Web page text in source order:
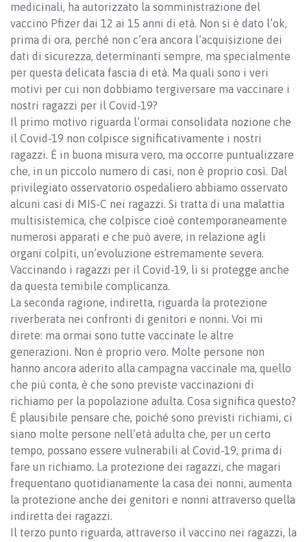
medicinali, ha autorizzato la somministrazione del
vaccino Pfizer dai 12 ai 15 anni di età. Non si è dato l’ok,
prima di ora, perché non c’era ancora l’acquisizione dei
dati di sicurezza, determinanti sempre, ma specialmente
per questa delicata fascia di età. Ma quali sono i veri
motivi per cui non dobbiamo tergiversare ma vaccinare i
nostri ragazzi per il Covid-19?
Il primo motivo riguarda l’ormai consolidata nozione che
il Covid-19 non colpisce significativamente i nostri
ragazzi. È in buona misura vero, ma occorre puntualizzare
che, in un piccolo numero di casi, non è proprio così. Dal
privilegiato osservatorio ospedaliero abbiamo osservato
alcuni casi di MIS-C nei ragazzi. Si tratta di una malattia
multisistemica, che colpisce cioè contemporaneamente
numerosi apparati e che può avere, in relazione agli
organi colpiti, un’evoluzione estremamente severa.
Vaccinando i ragazzi per il Covid-19, li si protegge anche
da questa temibile complicanza.
La seconda ragione, indiretta, riguarda la protezione
riverberata nei confronti di genitori e nonni. Voi mi
direte: ma ormai sono tutte vaccinate le altre
generazioni. Non è proprio vero. Molte persone non
hanno ancora aderito alla campagna vaccinale ma, quello
che più conta, è che sono previste vaccinazioni di
richiamo per la popolazione adulta. Cosa significa questo?
È plausibile pensare che, poiché sono previsti richiami, ci
siano molte persone nell’età adulta che, per un certo
tempo, possano essere vulnerabili al Covid-19, prima di
fare un richiamo. La protezione dei ragazzi, che magari
frequentano quotidianamente la casa dei nonni, aumenta
la protezione anche dei genitori e nonni attraverso quella
indiretta dei ragazzi.
Il terzo punto riguarda, attraverso il vaccino nei ragazzi, la